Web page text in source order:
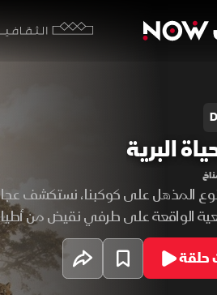
الثقافية
البرية
المذهل على كوكبنا، نستكشف
الواقعة على طرفي نقيض من
إلى القمم الجبلية الجليدية
من المخلوقات بمختلف
التي تمكّن الحياة من
حلقة